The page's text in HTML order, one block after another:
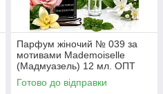
Парфум жіночий № 039 за
мотивами Mademoiselle
(Мадмуазель) 12 мл. ОПТ
Готово до відправки